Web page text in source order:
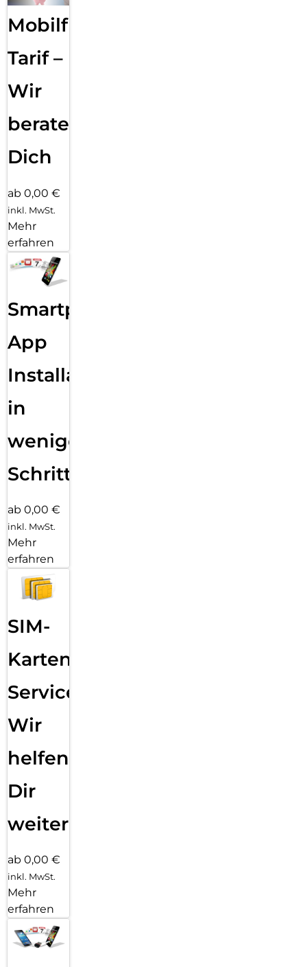
Mobilfunk
Tarif –
Wir
beraten
Dich
ab 0,00 €
inkl. MwSt.
Mehr
erfahren
Smartphone
App
Installation
in
wenigen
Schritten
ab 0,00 €
inkl. MwSt.
Mehr
erfahren
SIM-
Karten
Service:
Wir
helfen
Dir
weiter
ab 0,00 €
inkl. MwSt.
Mehr
erfahren